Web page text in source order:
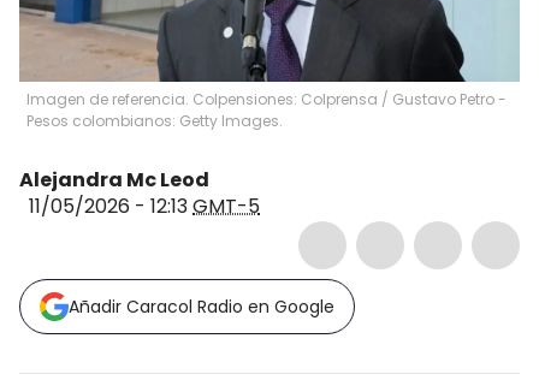
Imagen de referencia. Colpensiones: Colprensa / Gustavo Petro -
Pesos colombianos: Getty Images.
Alejandra Mc Leod
11/05/2026 - 12:13GMT-5
Añadir Caracol Radio en Google